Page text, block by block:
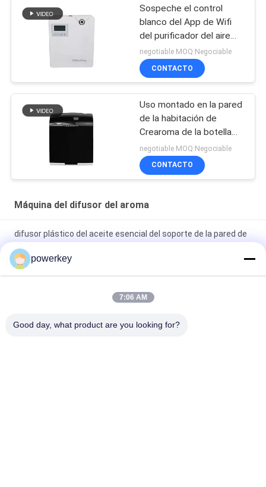
Sospeche el control
blanco del App de Wifi
del purificador del aire
300ml de la máquina del
difusor del aroma del
aceite del márketing
negotiable MOQ:Negociable
CONTACTO
Uso montado en la pared
de la habitación de
Crearoma de la botella
de la máquina 100ml del
difusor del aroma
negotiable MOQ:Negociable
CONTACTO
Máquina del difusor del aroma
difusor plástico del aceite esencial del soporte de la pared de
la máquina 100ml del difusor del aroma del ruido 55dba
Máquina casera eléctrica Materail de acero 28.5W 24V del
eléctrico de la HVAC de Crearoma que sospecha
powerkey
7:06 AM
Good day, what product are you looking for?